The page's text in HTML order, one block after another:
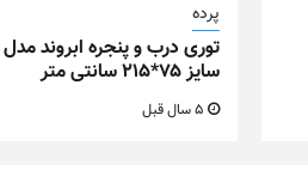
پرده
سایز ۷۵*۲۱۵ سانتی متر